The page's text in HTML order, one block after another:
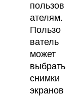
пользов
ателям.
Пользо
ватель
может
выбрать
снимки
экранов